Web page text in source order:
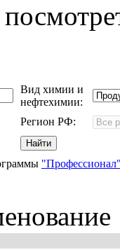
Вид химии и
нефтехимии:
Регион РФ: